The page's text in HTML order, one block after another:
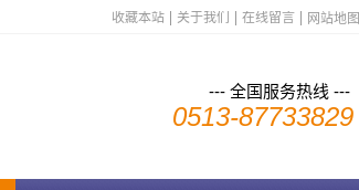
收藏本站 关于我们 在线留言 网站地图
--- 全国服务热线 ---
0513-87733829